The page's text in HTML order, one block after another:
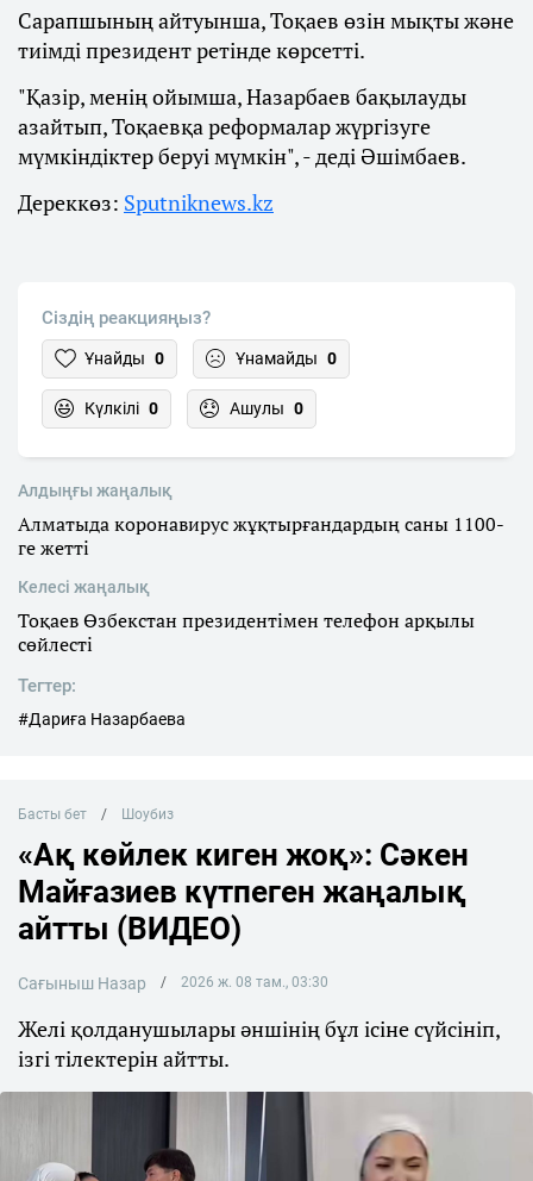
Сарапшының айтуынша, Тоқаев өзін мықты және
тиімді президент ретінде көрсетті.
"Қазір, менің ойымша, Назарбаев бақылауды
азайтып, Тоқаевқа реформалар жүргізуге
мүмкіндіктер беруі мүмкін", - деді Әшімбаев.
Дереккөз: Sputniknews.kz
Сіздің реакцияңыз?
Ұнайды 0 Ұнамайды 0
Күлкілі 0 Ашулы 0
Алдыңғы жаңалық
Алматыда коронавирус жұқтырғандардың саны 1100-
ге жетті
Келесі жаңалық
Тоқаев Өзбекстан президентімен телефон арқылы
сөйлесті
Тегтер:
#Дариға Назарбаева
Басты бет Шоубиз
«Ақ көйлек киген жоқ»: Сәкен
Майғазиев күтпеген жаңалық
айтты (ВИДЕО)
Сағыныш Назар 2026 ж. 08 там., 03:30
Желі қолданушылары әншінің бұл ісіне сүйсініп,
ізгі тілектерін айтты.